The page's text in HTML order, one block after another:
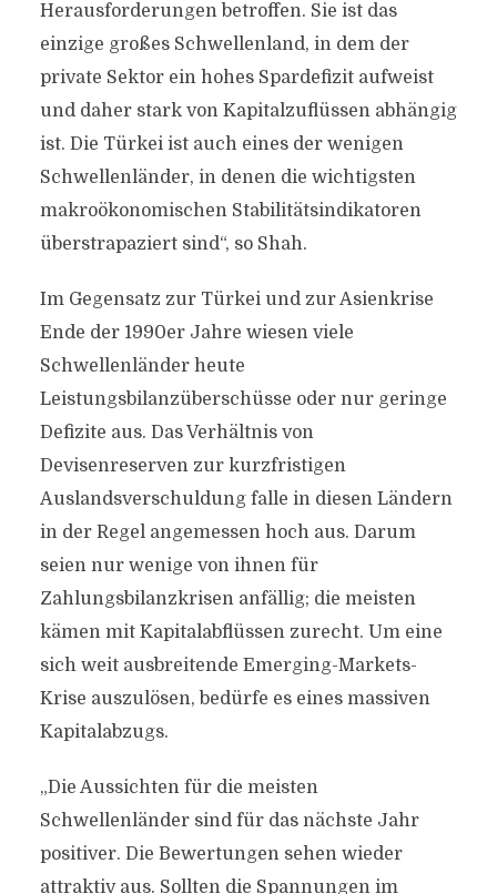
Herausforderungen betroffen. Sie ist das
einzige großes Schwellenland, in dem der
private Sektor ein hohes Spardefizit aufweist
und daher stark von Kapitalzuflüssen abhängig
ist. Die Türkei ist auch eines der wenigen
Schwellenländer, in denen die wichtigsten
makroökonomischen Stabilitätsindikatoren
überstrapaziert sind“, so Shah.
Im Gegensatz zur Türkei und zur Asienkrise
Ende der 1990er Jahre wiesen viele
Schwellenländer heute
Leistungsbilanzüberschüsse oder nur geringe
Defizite aus. Das Verhältnis von
Devisenreserven zur kurzfristigen
Auslandsverschuldung falle in diesen Ländern
in der Regel angemessen hoch aus. Darum
seien nur wenige von ihnen für
Zahlungsbilanzkrisen anfällig; die meisten
kämen mit Kapitalabflüssen zurecht. Um eine
sich weit ausbreitende Emerging-Markets-
Krise auszulösen, bedürfe es eines massiven
Kapitalabzugs.
„Die Aussichten für die meisten
Schwellenländer sind für das nächste Jahr
positiver. Die Bewertungen sehen wieder
attraktiv aus. Sollten die Spannungen im